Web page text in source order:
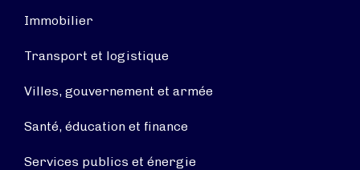
Immobilier
Transport et logistique
Villes, gouvernement et armée
Santé, éducation et finance
Services publics et énergie